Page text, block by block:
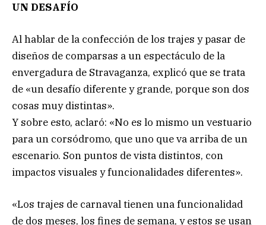
UN DESAFÍO
Al hablar de la confección de los trajes y pasar de
diseños de comparsas a un espectáculo de la
envergadura de Stravaganza, explicó que se trata
de «un desafío diferente y grande, porque son dos
cosas muy distintas».
Y sobre esto, aclaró: «No es lo mismo un vestuario
para un corsódromo, que uno que va arriba de un
escenario. Son puntos de vista distintos, con
impactos visuales y funcionalidades diferentes».
«Los trajes de carnaval tienen una funcionalidad
de dos meses, los fines de semana, y estos se usan